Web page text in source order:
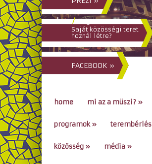
hun/eng
Saját közösségi teret
hoznál létre?
FACEBOOK »
home mi az a müszi? »
programok» terembérlés
közösség » média »